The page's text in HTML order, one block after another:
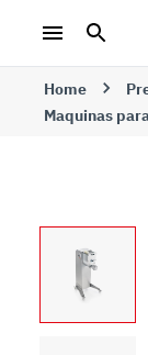
Home
Maquinas